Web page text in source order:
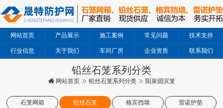
网站首页 产品展示 施工案例 常见问题 技术支持
行业信息 关于我们 车间厂房 企业资质 联系我们
铅丝石笼系列分类
网站首页 铅丝石笼系列分类 阳泉固滨笼
石笼网箱 铅丝石笼 格宾挡墙 雷诺护垫